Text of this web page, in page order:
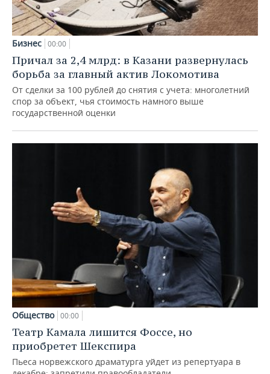
Бизнес 00:00
Причал за 2,4 млрд: в Казани развернулась
борьба за главный актив Локомотива
От сделки за 100 рублей до снятия с учета: многолетний
спор за объект, чья стоимость намного выше
государственной оценки
Общество 00:00
Театр Камала лишится Фоссе, но
приобретет Шекспира
Пьеса норвежского драматурга уйдет из репертуара в